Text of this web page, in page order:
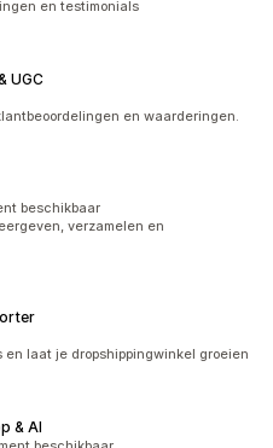
en testimonials
UGC
en waarderingen.
beschikbaar
verzamelen en
en laat je dropshippingwinkel groeien
& AI